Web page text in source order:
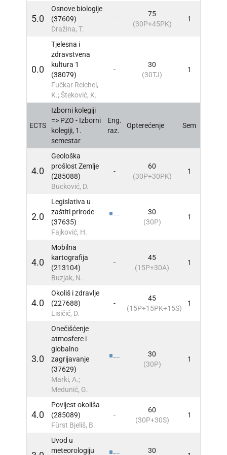
5.0
Osnove biologije
(37609)
Dražina, T.
75
(30P+45PK)
1
0.0
Tjelesna i
zdravstvena
kultura 1
(38079)
Fučkar Reichel,
K.; Šteković, K.
-
30
(30TJ)
1
ECTS
Izborni kolegiji
=> PZO - Izborni
kolegiji, 1.
semestar
Eng.
raz.
Opterećenje Sem
4.0
Geološka
prošlost Zemlje
(285088)
Bucković, D.
-
60
(30P+30PK)
1
2.0
Legislativa u
zaštiti prirode
(37635)
Fajković, H.
30
(30P)
1
4.0
Mobilna
kartografija
(213104)
Buzjak, N.
-
45
(15P+30A)
1
4.0
Okoliš i zdravlje
(227688)
Lisičić, D.
-
45
(15P+15PK+15S)
1
3.0
Onečišćenje
atmosfere i
globalno
zagrijavanje
(37629)
Marki, A.;
Medunić, G.
30
(30P)
1
4.0
Povijest okoliša
(285089)
Fürst Bjeliš, B.
-
60
(30P+30S)
1
Uvod u
meteorologiju
30